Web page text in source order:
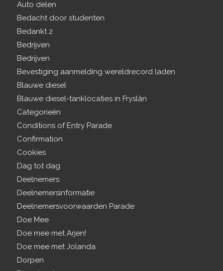
Auto delen
Bedacht door studenten
Bedankt 2
Bedrijven
Bedrijven
Bevestiging aanmelding wereldrecord laden
Blauwe diesel
Blauwe diesel-tanklocaties in Fryslân
Categorieën
Conditions of Entry Parade
Confirmation
Cookies
Dag tot dag
Deelnemers
Deelnemersinformatie
Deelnemersvoorwaarden Parade
Doe Mee
Doe mee met Arjen!
Doe mee met Jolanda
Dorpen